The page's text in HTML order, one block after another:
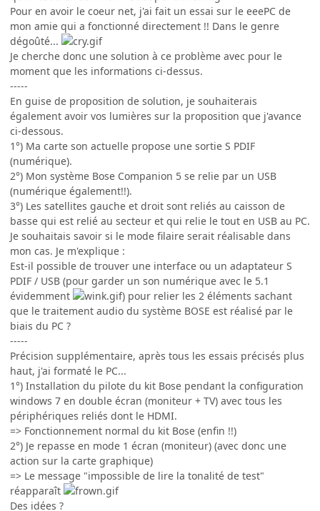
Pour en avoir le coeur net, j'ai fait un essai sur le eeePC de
mon amie qui a fonctionné directement !! Dans le genre
dégoûté...
Je cherche donc une solution à ce problème avec pour le
moment que les informations ci-dessus.
-----
En guise de proposition de solution, je souhaiterais
également avoir vos lumières sur la proposition que j'avance
ci-dessous.
1°) Ma carte son actuelle propose une sortie S PDIF
(numérique).
2°) Mon système Bose Companion 5 se relie par un USB
(numérique également!!).
3°) Les satellites gauche et droit sont reliés au caisson de
basse qui est relié au secteur et qui relie le tout en USB au PC.
Je souhaitais savoir si le mode filaire serait réalisable dans
mon cas. Je m'explique :
Est-il possible de trouver une interface ou un adaptateur S
PDIF / USB (pour garder un son numérique avec le 5.1
évidemment
) pour relier les 2 éléments sachant
que le traitement audio du système BOSE est réalisé par le
biais du PC ?
-----
Précision supplémentaire, après tous les essais précisés plus
haut, j'ai formaté le PC...
1°) Installation du pilote du kit Bose pendant la configuration
windows 7 en double écran (moniteur + TV) avec tous les
périphériques reliés dont le HDMI.
=> Fonctionnement normal du kit Bose (enfin !!)
2°) Je repasse en mode 1 écran (moniteur) (avec donc une
action sur la carte graphique)
=> Le message "impossible de lire la tonalité de test"
réapparaît
Des idées ?